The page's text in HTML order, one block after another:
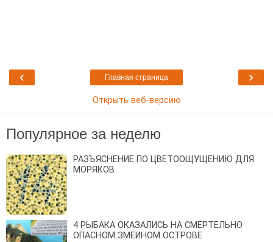
‹ ›
Главная страница
Открыть веб-версию
Популярное за неделю
РАЗЪЯСНЕНИЕ ПО ЦВЕТООЩУЩЕНИЮ ДЛЯ
МОРЯКОВ
4 РЫБАКА ОКАЗАЛИСЬ НА СМЕРТЕЛЬНО
ОПАСНОМ ЗМЕИНОМ ОСТРОВЕ